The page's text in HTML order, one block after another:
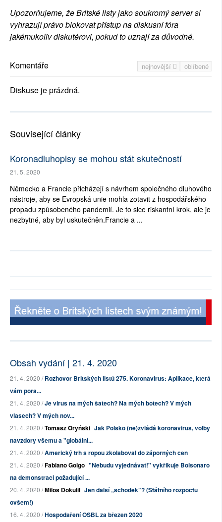
Upozorňujeme, že Britské listy jako soukromý server si
vyhrazují právo blokovat přístup na diskusní fóra
jakémukoliv diskutérovi, pokud to uznají za důvodné.
nejnovější oblíbené
Komentáře
Diskuse je prázdná.
Související články
Koronadluhopisy se mohou stát skutečností
21. 5. 2020
Německo a Francie přicházejí s návrhem společného dluhového
nástroje, aby se Evropská unie mohla zotavit z hospodářského
propadu způsobeného pandemií. Je to sice riskantní krok, ale je
nezbytné, aby byl uskutečněn.Francie a ...
Obsah vydání | 21. 4. 2020
21. 4. 2020 /Rozhovor Britských listů 275. Koronavirus: Aplikace, která
vám pora...
21. 4. 2020 /Je virus na mých šatech? Na mých botech? V mých
vlasech? V mých nov...
21. 4. 2020 /Tomasz Oryński Jak Polsko (ne)zvládá koronavirus, volby
navzdory všemu a "globální...
21. 4. 2020 /Americký trh s ropou zkolaboval do záporných cen
21. 4. 2020 /Fabiano Golgo "Nebudu vyjednávat!" vykřikuje Bolsonaro
na demonstraci požadující ...
20. 4. 2020 /Miloš Dokulil Jen další „schodek“? (Státního rozpočtu
ovšem!)
16. 4. 2020 /Hospodaření OSBL za březen 2020